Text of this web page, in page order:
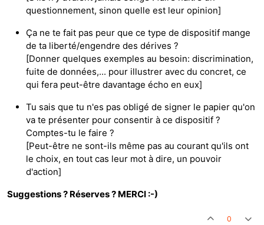
questionnement, sinon quelle est leur opinion]
Ça ne te fait pas peur que ce type de dispositif mange
de ta liberté/engendre des dérives ?
[Donner quelques exemples au besoin: discrimination,
fuite de données,... pour illustrer avec du concret, ce
qui fera peut-être davantage écho en eux]
Tu sais que tu n'es pas obligé de signer le papier qu'on
va te présenter pour consentir à ce dispositif ?
Comptes-tu le faire ?
[Peut-être ne sont-ils même pas au courant qu'ils ont
le choix, en tout cas leur mot à dire, un pouvoir
d'action]
Suggestions ? Réserves ? MERCI :-)
0